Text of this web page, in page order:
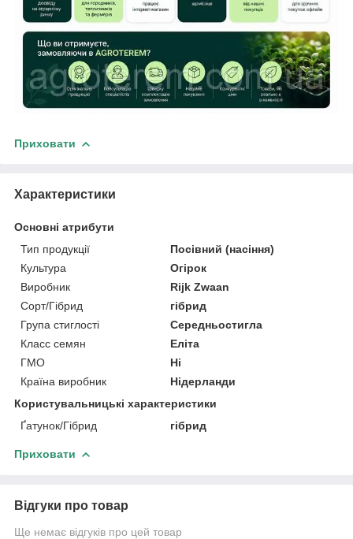
Приховати
Характеристики
Основні атрибути
Тип продукції
Посівний (насіння)
Культура
Огірок
Виробник
Rijk Zwaan
Сорт/Гібрид
гібрид
Група стиглості
Середньостигла
Класс семян
Еліта
ГМО
Ні
Країна виробник
Нідерланди
Користувальницькі характеристики
Ґатунок/Гібрид
гібрид
Приховати
Відгуки про товар
Ще немає відгуків про цей товар